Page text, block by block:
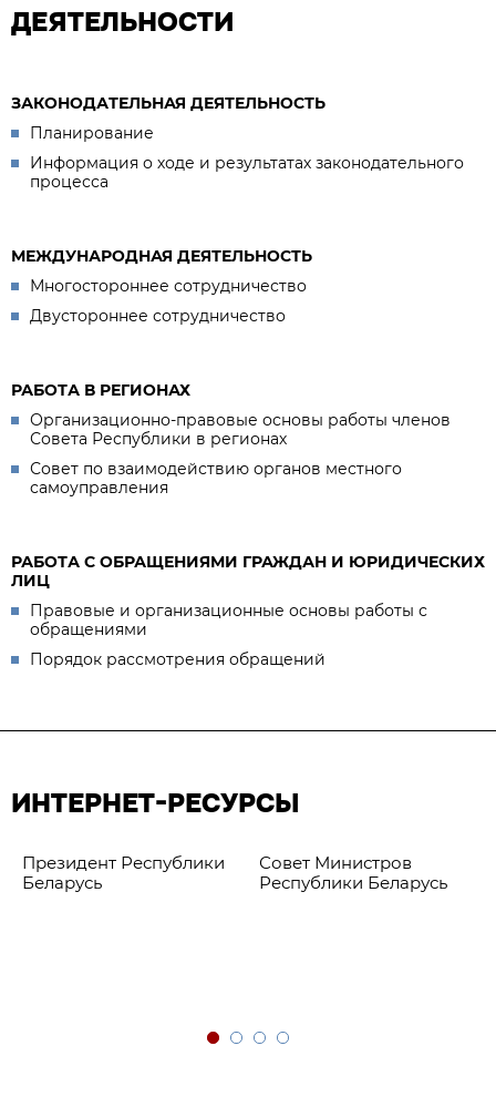
ДЕЯТЕЛЬНОСТИ
ЗАКОНОДАТЕЛЬНАЯ ДЕЯТЕЛЬНОСТЬ
Планирование
Информация о ходе и результатах законодательного
процесса
МЕЖДУНАРОДНАЯ ДЕЯТЕЛЬНОСТЬ
Многостороннее сотрудничество
Двустороннее сотрудничество
РАБОТА В РЕГИОНАХ
Организационно-правовые основы работы членов
Совета Республики в регионах
Совет по взаимодействию органов местного
самоуправления
РАБОТА С ОБРАЩЕНИЯМИ ГРАЖДАН И ЮРИДИЧЕСКИХ
ЛИЦ
Правовые и организационные основы работы с
обращениями
Порядок рассмотрения обращений
ИНТЕРНЕТ-РЕСУРСЫ
Президент Республики
Беларусь
Совет Министров
Республики Беларусь